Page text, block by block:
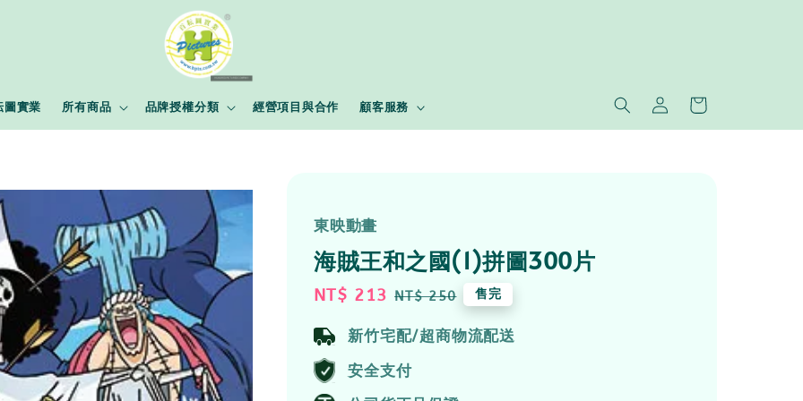
圖實業 所有商品 品牌授權分類 經營項目與合作 顧客服務
東映動畫
海賊王和之國(1)拼圖300片
Sale
NT$ 213 Regular
NT$ 250 售完
新竹宅配/超商物流配送
安全支付